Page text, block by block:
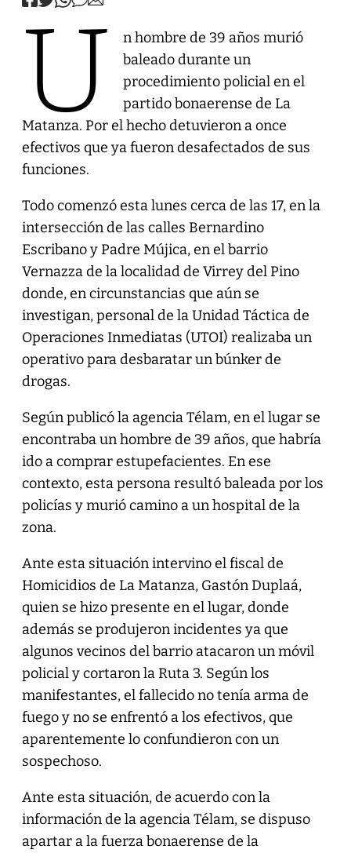
U
n hombre de 39 años murió
baleado durante un
procedimiento policial en el
partido bonaerense de La
Matanza. Por el hecho detuvieron a once
efectivos que ya fueron desafectados de sus
funciones.
Todo comenzó esta lunes cerca de las 17, en la
intersección de las calles Bernardino
Escribano y Padre Mújica, en el barrio
Vernazza de la localidad de Virrey del Pino
donde, en circunstancias que aún se
investigan, personal de la Unidad Táctica de
Operaciones Inmediatas (UTOI) realizaba un
operativo para desbaratar un búnker de
drogas.
Según publicó la agencia Télam, en el lugar se
encontraba un hombre de 39 años, que habría
ido a comprar estupefacientes. En ese
contexto, esta persona resultó baleada por los
policías y murió camino a un hospital de la
zona.
Ante esta situación intervino el fiscal de
Homicidios de La Matanza, Gastón Duplaá,
quien se hizo presente en el lugar, donde
además se produjeron incidentes ya que
algunos vecinos del barrio atacaron un móvil
policial y cortaron la Ruta 3. Según los
manifestantes, el fallecido no tenía arma de
fuego y no se enfrentó a los efectivos, que
aparentemente lo confundieron con un
sospechoso.
Ante esta situación, de acuerdo con la
información de la agencia Télam, se dispuso
apartar a la fuerza bonaerense de la